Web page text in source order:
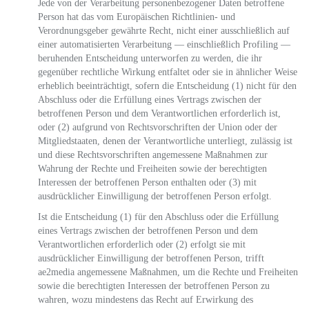
Jede von der Verarbeitung personenbezogener Daten betroffene
Person hat das vom Europäischen Richtlinien- und
Verordnungsgeber gewährte Recht, nicht einer ausschließlich auf
einer automatisierten Verarbeitung — einschließlich Profiling —
beruhenden Entscheidung unterworfen zu werden, die ihr
gegenüber rechtliche Wirkung entfaltet oder sie in ähnlicher Weise
erheblich beeinträchtigt, sofern die Entscheidung (1) nicht für den
Abschluss oder die Erfüllung eines Vertrags zwischen der
betroffenen Person und dem Verantwortlichen erforderlich ist,
oder (2) aufgrund von Rechtsvorschriften der Union oder der
Mitgliedstaaten, denen der Verantwortliche unterliegt, zulässig ist
und diese Rechtsvorschriften angemessene Maßnahmen zur
Wahrung der Rechte und Freiheiten sowie der berechtigten
Interessen der betroffenen Person enthalten oder (3) mit
ausdrücklicher Einwilligung der betroffenen Person erfolgt.
Ist die Entscheidung (1) für den Abschluss oder die Erfüllung
eines Vertrags zwischen der betroffenen Person und dem
Verantwortlichen erforderlich oder (2) erfolgt sie mit
ausdrücklicher Einwilligung der betroffenen Person, trifft
ae2media angemessene Maßnahmen, um die Rechte und Freiheiten
sowie die berechtigten Interessen der betroffenen Person zu
wahren, wozu mindestens das Recht auf Erwirkung des